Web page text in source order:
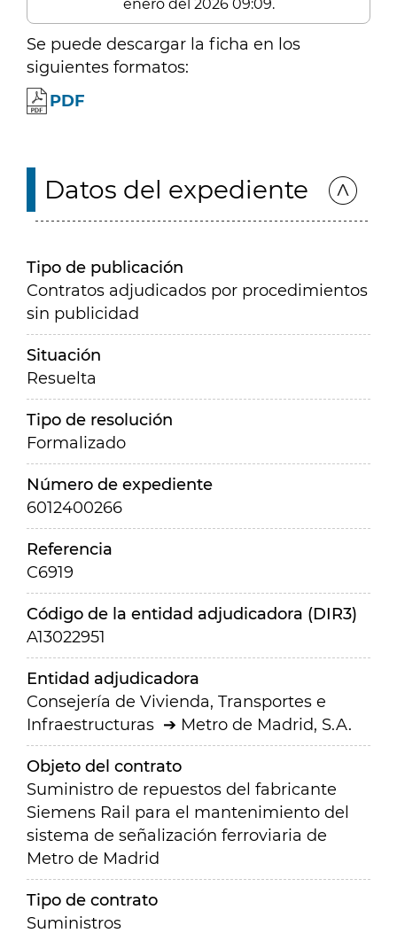
enero del 2026 09:09.
Se puede descargar la ficha en los
siguientes formatos:
PDF
Datos del expediente
Tipo de publicación
Contratos adjudicados por procedimientos
sin publicidad
Situación
Resuelta
Tipo de resolución
Formalizado
Número de expediente
6012400266
Referencia
C6919
Código de la entidad adjudicadora (DIR3)
A13022951
Entidad adjudicadora
Consejería de Vivienda, Transportes e
Infraestructuras
Metro de Madrid, S.A.
Objeto del contrato
Suministro de repuestos del fabricante
Siemens Rail para el mantenimiento del
sistema de señalización ferroviaria de
Metro de Madrid
Tipo de contrato
Suministros